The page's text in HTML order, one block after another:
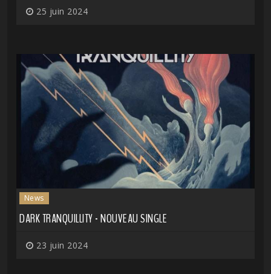
25 juin 2024
News
DARK TRANQUILLITY - NOUVEAU SINGLE
23 juin 2024